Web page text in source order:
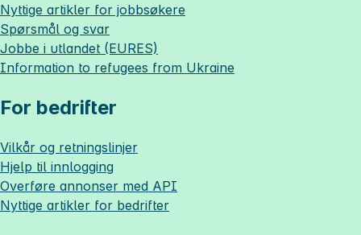
Nyttige artikler for jobbsøkere
Spørsmål og svar
Jobbe i utlandet (EURES)
Information to refugees from Ukraine
For bedrifter
Vilkår og retningslinjer
Hjelp til innlogging
Overføre annonser med API
Nyttige artikler for bedrifter